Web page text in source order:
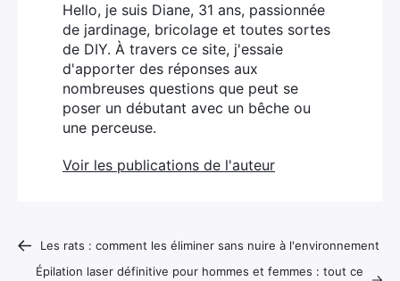
Hello, je suis Diane, 31 ans, passionnée
de jardinage, bricolage et toutes sortes
de DIY. À travers ce site, j'essaie
d'apporter des réponses aux
nombreuses questions que peut se
poser un débutant avec un bêche ou
une perceuse.
Voir les publications de l'auteur
Les rats : comment les éliminer sans nuire à l'environnement
Épilation laser définitive pour hommes et femmes : tout ce